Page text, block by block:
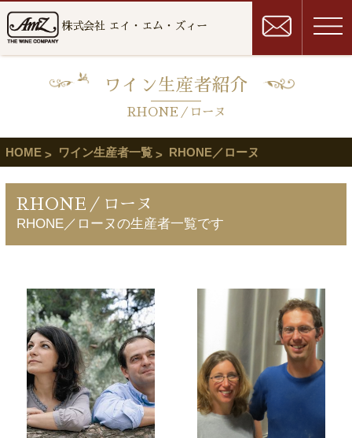
株式会社 エイ・エム・ズィー
ワイン生産者紹介
RHONE／ローヌ
HOME ワイン生産者一覧 RHONE／ローヌ
RHONE／ローヌ
RHONE／ローヌの生産者一覧です